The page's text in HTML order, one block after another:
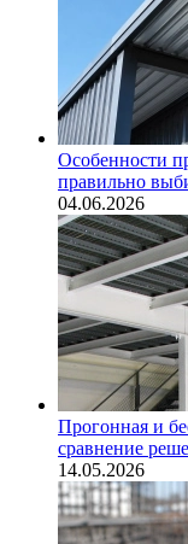
Особенности
правильно
04.06.2026
Прогонная и
сравнение
14.05.2026